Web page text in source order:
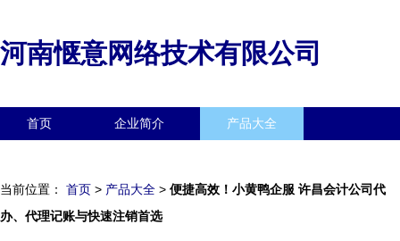
河南惬意网络技术有限公司
首页 企业简介 产品大全
当前位置： 首页 > 产品大全 > 便捷高效！小黄鸭企服 许昌会计公司代
办、代理记账与快速注销首选